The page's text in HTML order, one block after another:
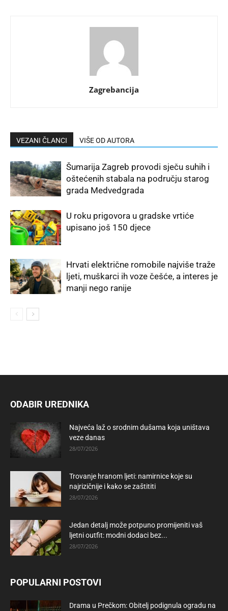
Zagrebancija
VEZANI ČLANCI VIŠE OD AUTORA
Šumarija Zagreb provodi sječu suhih i
oštećenih stabala na području starog
grada Medvedgrada
U roku prigovora u gradske vrtiće
upisano još 150 djece
Hrvati električne romobile najviše traže
ljeti, muškarci ih voze češće, a interes je
manji nego ranije
ODABIR UREDNIKA
Najveća laž o srodnim dušama koja uništava
veze danas
28/07/2026
Trovanje hranom ljeti: namirnice koje su
najrizičnije i kako se zaštititi
28/07/2026
Jedan detalj može potpuno promijeniti vaš
ljetni outfit: modni dodaci bez...
28/07/2026
POPULARNI POSTOVI
Drama u Prečkom: Obitelj podignula ogradu na